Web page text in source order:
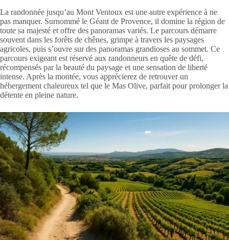
La randonnée jusqu’au Mont Ventoux est une autre expérience à ne
pas manquer. Surnommé le Géant de Provence, il domine la région de
toute sa majesté et offre des panoramas variés. Le parcours démarre
souvent dans les forêts de chênes, grimpe à travers les paysages
agricoles, puis s’ouvre sur des panoramas grandioses au sommet. Ce
parcours exigeant est réservé aux randonneurs en quête de défi,
récompensés par la beauté du paysage et une sensation de liberté
intense. Après la montée, vous apprécierez de retrouver un
hébergement chaleureux tel que le Mas Olive, parfait pour prolonger la
détente en pleine nature.